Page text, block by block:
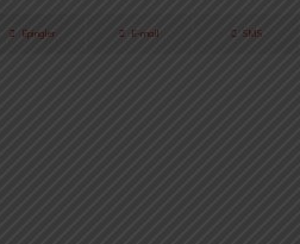
Épingler E-mail SMS